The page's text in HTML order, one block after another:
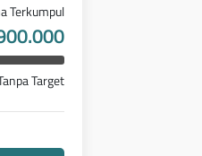
Terkumpul
Target